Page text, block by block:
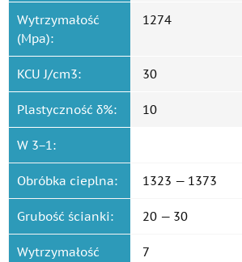
Wytrzymałość
(Mpa):
1274
KCU J/cm3: 30
Plastyczność δ%: 10
W 3−1:
Obróbka cieplna: 1323 — 1373
Grubość ścianki: 20 — 30
Wytrzymałość
7